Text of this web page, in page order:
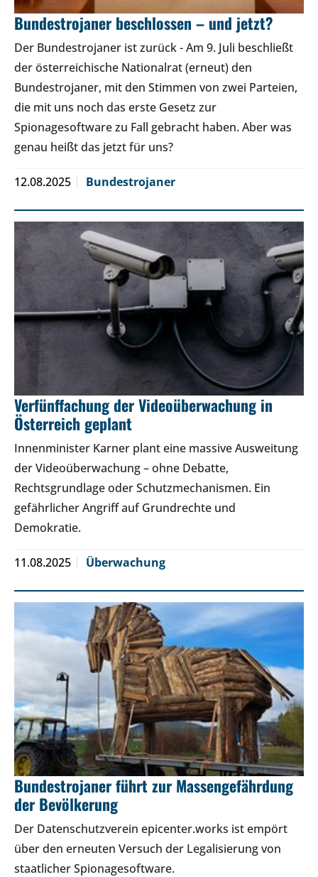
Bundestrojaner beschlossen – und jetzt?
Der Bundestrojaner ist zurück - Am 9. Juli beschließt
der österreichische Nationalrat (erneut) den
Bundestrojaner, mit den Stimmen von zwei Parteien,
die mit uns noch das erste Gesetz zur
Spionagesoftware zu Fall gebracht haben. Aber was
genau heißt das jetzt für uns?
12.08.2025 Bundestrojaner
Verfünffachung der Videoüberwachung in
Österreich geplant
Innenminister Karner plant eine massive Ausweitung
der Videoüberwachung – ohne Debatte,
Rechtsgrundlage oder Schutzmechanismen. Ein
gefährlicher Angriff auf Grundrechte und
Demokratie.
11.08.2025 Überwachung
Bundestrojaner führt zur Massengefährdung
der Bevölkerung
Der Datenschutzverein epicenter.works ist empört
über den erneuten Versuch der Legalisierung von
staatlicher Spionagesoftware.